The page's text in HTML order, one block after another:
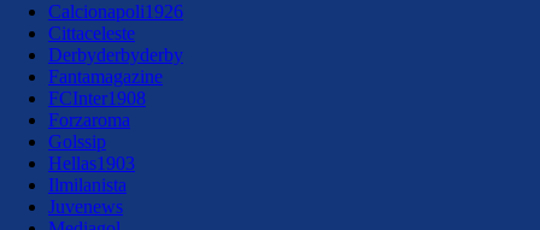
Calcionapoli1926
Cittaceleste
Derbyderbyderby
Fantamagazine
FCInter1908
Forzaroma
Golssip
Hellas1903
Ilmilanista
Juvenews